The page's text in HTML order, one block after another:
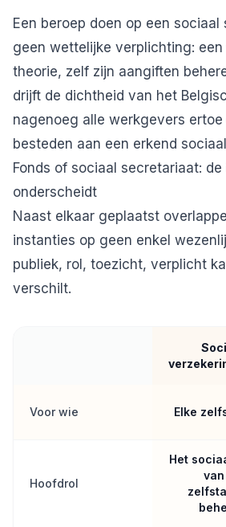
Een beroep doen op een
geen wettelijke verplichting:
theorie, zelf zijn aangiften
drijft de dichtheid van het
nagenoeg alle werkgevers
besteden aan een erkend
Fonds of sociaal secretariaat:
onderscheidt
Naast elkaar geplaatst
instanties op geen enkel
publiek, rol, toezicht, verplicht
verschilt.
Voor wie Elke
Hoofdrol
Het